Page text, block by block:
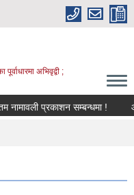
अभिवृद्वी ;
प्रकाशन सम्बन्धमा !